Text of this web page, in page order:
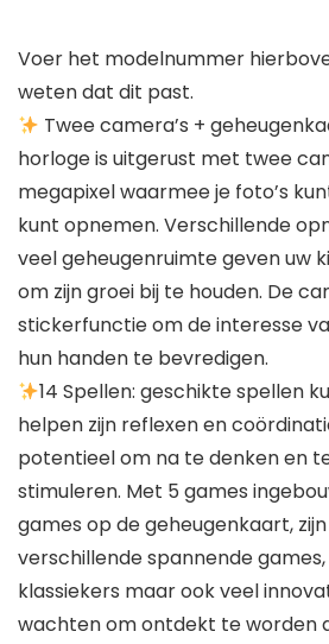
Voer het modelnummer
weten dat dit past.
Twee camera’s +
horloge is uitgerust met twee
megapixel waarmee je foto’s
kunt opnemen. Verschillende
veel geheugenruimte geven uw
om zijn groei bij te houden. De
stickerfunctie om de interesse
hun handen te bevredigen.
14 Spellen: geschikte spellen
helpen zijn reflexen en
potentieel om na te denken en
stimuleren. Met 5 games
games op de geheugenkaart,
verschillende spannende
klassiekers maar ook veel
wachten om ontdekt te worden